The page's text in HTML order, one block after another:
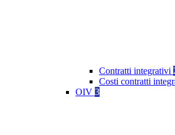
Contratti integrativi
Costi contratti
OIV 3